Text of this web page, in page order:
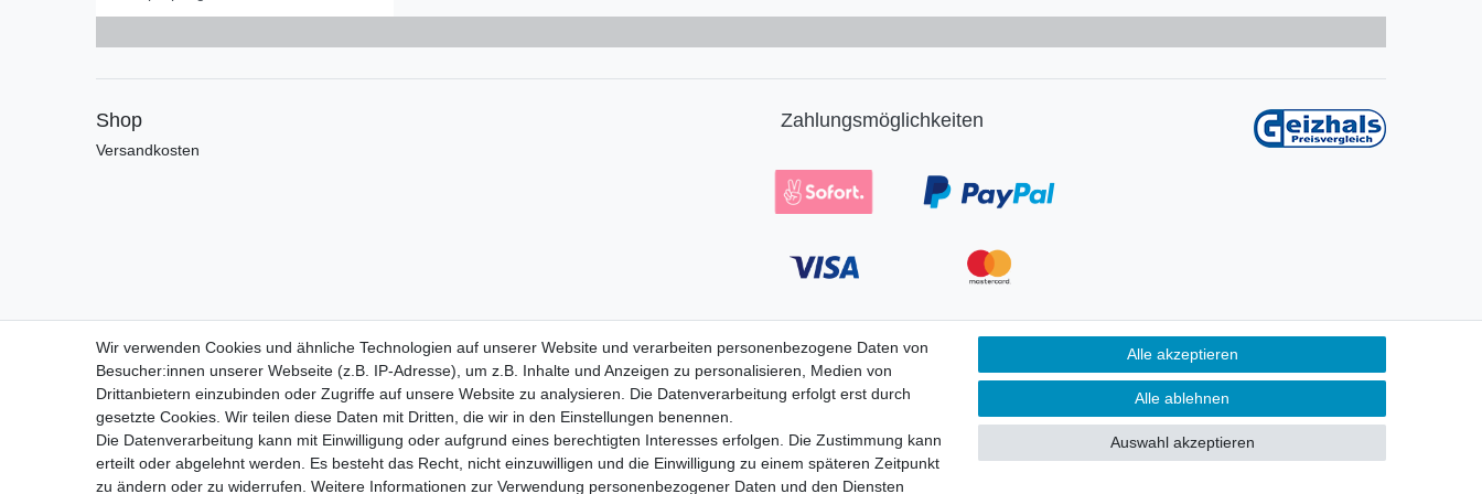
Shop
Versandkosten
Zahlungsmöglichkeiten
Vorab-
Überweisung
Widerrufs­recht Widerrufs­formular Impressum Daten­schutz­erklärung AGB Kontakt
Wir verwenden Cookies und ähnliche Technologien auf unserer Website und verarbeiten personenbezogene Daten von
Besucher:innen unserer Webseite (z.B. IP-Adresse), um z.B. Inhalte und Anzeigen zu personalisieren, Medien von
Drittanbietern einzubinden oder Zugriffe auf unsere Website zu analysieren. Die Datenverarbeitung erfolgt erst durch
gesetzte Cookies. Wir teilen diese Daten mit Dritten, die wir in den Einstellungen benennen.
Die Datenverarbeitung kann mit Einwilligung oder aufgrund eines berechtigten Interesses erfolgen. Die Zustimmung kann
erteilt oder abgelehnt werden. Es besteht das Recht, nicht einzuwilligen und die Einwilligung zu einem späteren Zeitpunkt
zu ändern oder zu widerrufen. Weitere Informationen zur Verwendung personenbezogener Daten und den Diensten
Alle akzeptieren
Alle ablehnen
Auswahl akzeptieren